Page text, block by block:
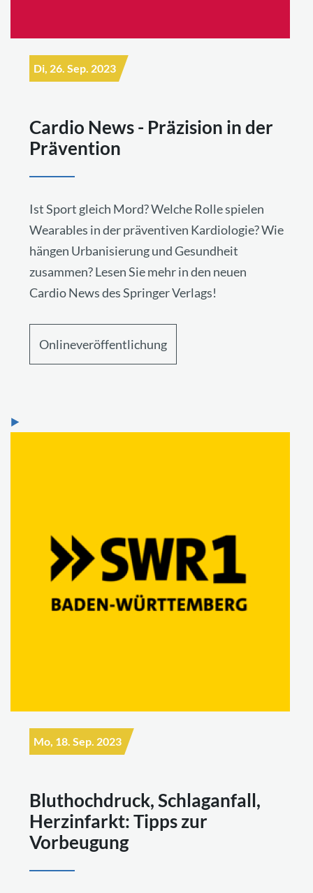
Di, 26. Sep. 2023
Cardio News - Präzision in der
Prävention
Ist Sport gleich Mord? Welche Rolle spielen
Wearables in der präventiven Kardiologie? Wie
hängen Urbanisierung und Gesundheit
zusammen? Lesen Sie mehr in den neuen
Cardio News des Springer Verlags!
Onlineveröffentlichung
Mo, 18. Sep. 2023
Bluthochdruck, Schlaganfall,
Herzinfarkt: Tipps zur
Vorbeugung